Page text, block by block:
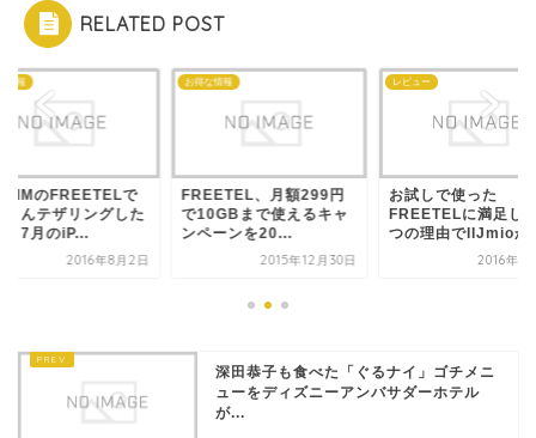
RELATED POST
情報
SIMのFREETELで
さんテザリングした
、7月のiP...
2016年8月2日
お得な情報
FREETEL、月額299円
で10GBまで使えるキャ
ンペーンを20...
2015年12月30日
レビュー
お試しで使った
FREETELに満足し
つの理由でIIJmioか
2016年1
深田恭子も食べた「ぐるナイ」ゴチメニ
ューをディズニーアンバサダーホテル
が...